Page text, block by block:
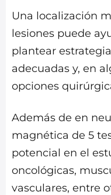
Una localización
lesiones puede
plantear
adecuadas y, en
opciones
Además de en
magnética de 5
potencial en el
oncológicas,
vasculares, entre